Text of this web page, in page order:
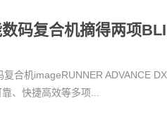
码复合机摘得两项
复合机imageRUNNER ADVANCE
、快捷高效等多项...